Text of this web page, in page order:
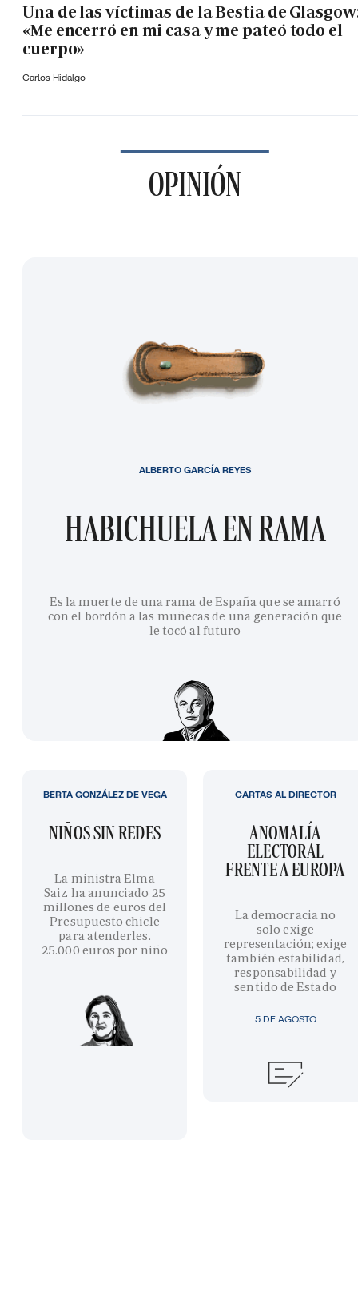
Una de las víctimas de la Bestia de
«Me encerró en mi casa y me pateó todo el
cuerpo»
Carlos Hidalgo
OPINIÓN
HABICHUELA EN RAMA
Es la muerte de una rama de España que se amarró
con el bordón a las muñecas de una generación que
le tocó al futuro
ALBERTO GARCÍA REYES
NIÑOS SIN REDES
La ministra Elma
Saiz ha anunciado 25
millones de euros del
Presupuesto chicle
para atenderles.
25.000 euros por niño
BERTA GONZÁLEZ DE VEGA
5 DE AGOSTO
ANOMALÍA
ELECTORAL
FRENTE A EUROPA
La democracia no
solo exige
representación; exige
también estabilidad,
responsabilidad y
sentido de Estado
CARTAS AL DIRECTOR